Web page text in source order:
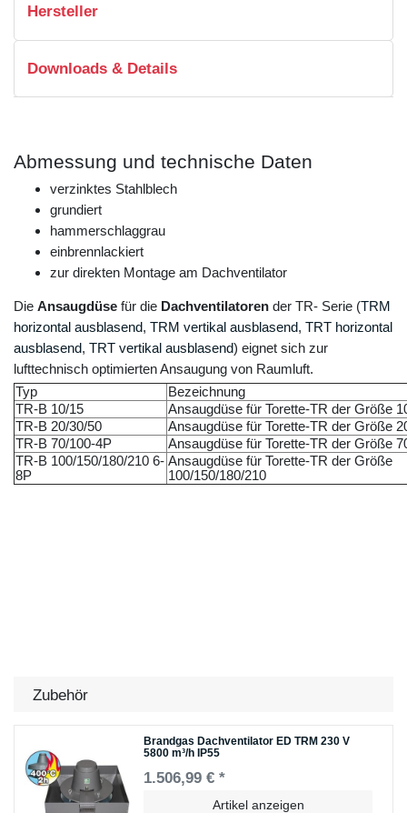
Hersteller
Downloads & Details
Abmessung und technische Daten
verzinktes Stahlblech
grundiert
hammerschlaggrau
einbrennlackiert
zur direkten Montage am Dachventilator
Die Ansaugdüse für die Dachventilatoren der TR- Serie (TRM
horizontal ausblasend, TRM vertikal ausblasend, TRT horizontal
ausblasend, TRT vertikal ausblasend) eignet sich zur
lufttechnisch optimierten Ansaugung von Raumluft.
Typ
Bezeichnung
TR-B 10/15
Ansaugdüse für Torette-TR der Größe
TR-B 20/30/50
Ansaugdüse für Torette-TR der Größe
TR-B 70/100-4P
Ansaugdüse für Torette-TR der Größe
TR-B 100/150/180/210 6-
8P
Ansaugdüse für Torette-TR der Größe
100/150/180/210
Zubehör
Brandgas Dachventilator ED TRM 230 V
5800 m³/h IP55
1.506,99 € *
Artikel anzeigen